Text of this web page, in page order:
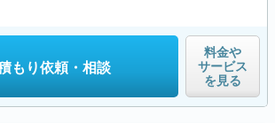
もり依頼・相談
料金や
サービス
を見る